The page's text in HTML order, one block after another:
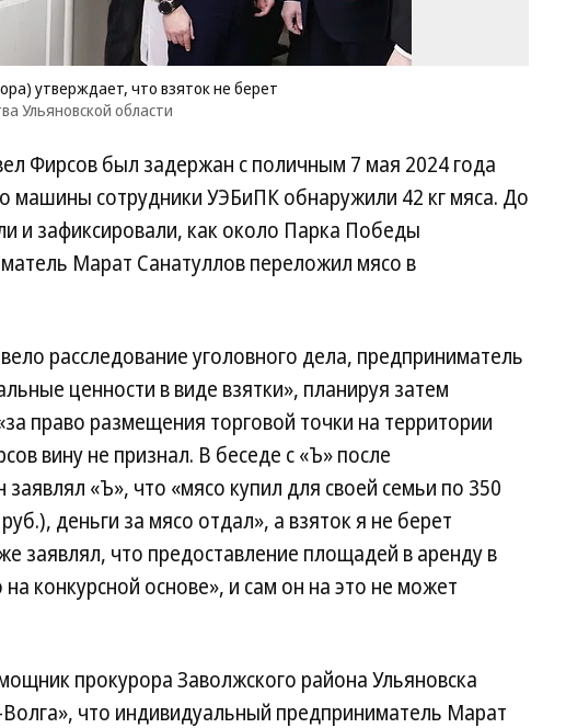
утверждает, что взяток не берет
Ульяновской области
Фирсов был задержан с поличным 7 мая 2024 года
машины сотрудники УЭБиПК обнаружили 42 кг мяса. До
и зафиксировали, как около Парка Победы
Марат Санатуллов переложил мясо в
расследование уголовного дела, предприниматель
ценности в виде взятки», планируя затем
право размещения торговой точки на территории
вину не признал. В беседе с «Ъ» после
«Ъ», что «мясо купил для своей семьи по 350
деньги за мясо отдал», а взяток я не берет
заявлял, что предоставление площадей в аренду в
конкурсной основе», и сам он на это не может
прокурора Заволжского района Ульяновска
что индивидуальный предприниматель Марат